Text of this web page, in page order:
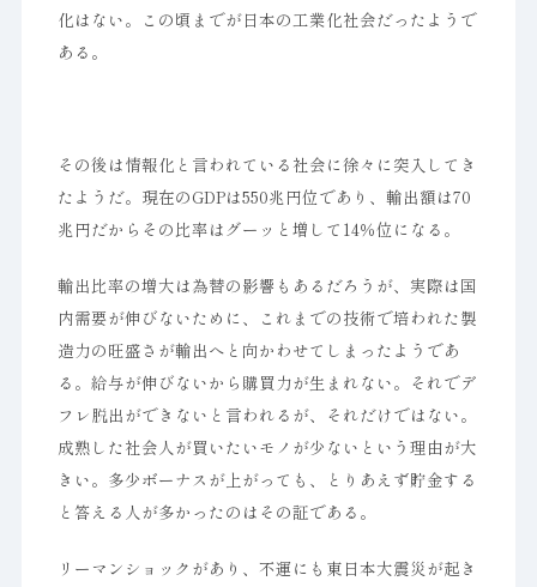
化はない。この頃までが日本の工業化社会だったようで
ある。
その後は情報化と言われている社会に徐々に突入してき
たようだ。現在のGDPは550兆円位であり、輸出額は70
兆円だからその比率はグーッと増して14％位になる。
輸出比率の増大は為替の影響もあるだろうが、実際は国
内需要が伸びないために、これまでの技術で培われた製
造力の旺盛さが輸出へと向かわせてしまったようであ
る。給与が伸びないから購買力が生まれない。それでデ
フレ脱出ができないと言われるが、それだけではない。
成熟した社会人が買いたいモノが少ないという理由が大
きい。多少ボーナスが上がっても、とりあえず貯金する
と答える人が多かったのはその証である。
リーマンショックがあり、不運にも東日本大震災が起き